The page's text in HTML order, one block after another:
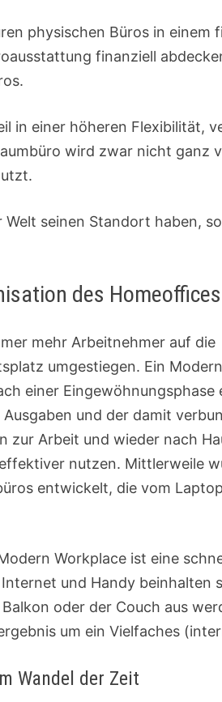
physischen Büros in einem
finanziell
in einer höheren Flexibilität,
wird zwar nicht ganz
Welt seinen Standort haben,
des
mehr Arbeitnehmer auf die
umgestiegen. Ein Modern
einer Eingewöhnungsphase
und der damit
zur Arbeit und wieder nach
nutzen. Mittlerweile
entwickelt, die vom
Workplace ist eine
und Handy beinhalten
oder der Couch aus
um ein Vielfaches
Wandel der Zeit